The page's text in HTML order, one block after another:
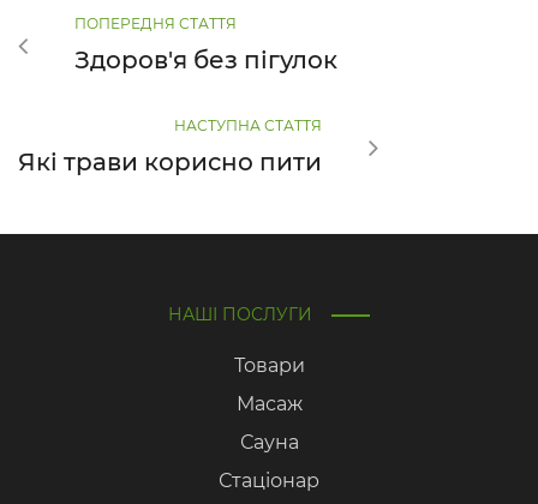
ПОПЕРЕДНЯ СТАТТЯ
Здоров'я без пігулок
НАСТУПНА СТАТТЯ
Які трави корисно пити
НАШІ ПОСЛУГИ
Товари
Масаж
Сауна
Стаціонар